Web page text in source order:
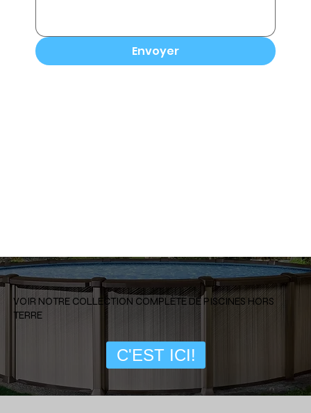
Envoyer
VOIR NOTRE COLLECTION COMPLÈTE DE PISCINES HORS
TERRE
C'EST ICI!